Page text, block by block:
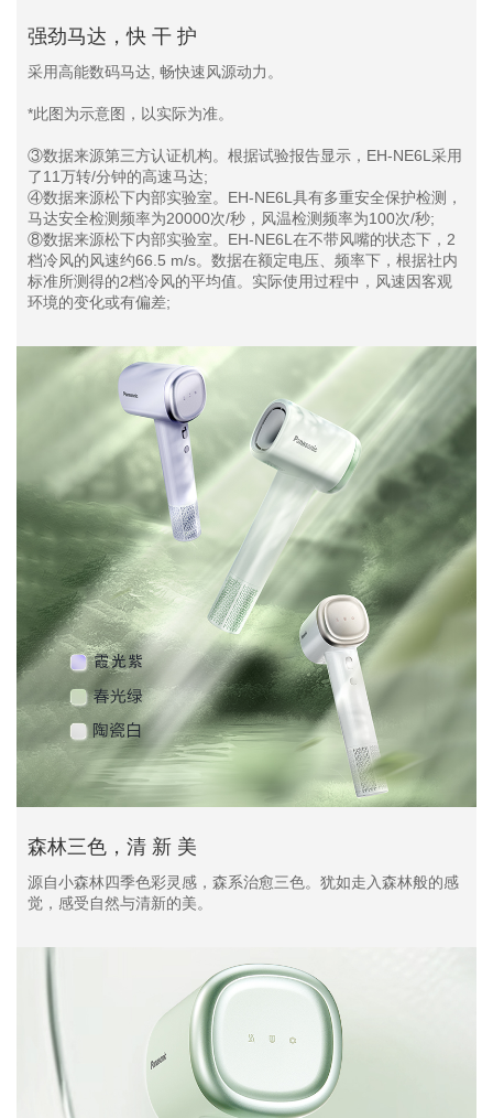
强劲马达，快 干 护
采用高能数码马达, 畅快速风源动力。
*此图为示意图，以实际为准。
③数据来源第三方认证机构。根据试验报告显示，EH-NE6L采用
了11万转/分钟的高速马达;
④数据来源松下内部实验室。EH-NE6L具有多重安全保护检测，
马达安全检测频率为20000次/秒，风温检测频率为100次/秒;
⑧数据来源松下内部实验室。EH-NE6L在不带风嘴的状态下，2
档冷风的风速约66.5 m/s。数据在额定电压、频率下，根据社内
标准所测得的2档冷风的平均值。实际使用过程中，风速因客观
环境的变化或有偏差;
森林三色，清 新 美
源自小森林四季色彩灵感，森系治愈三色。犹如走入森林般的感
觉，感受自然与清新的美。